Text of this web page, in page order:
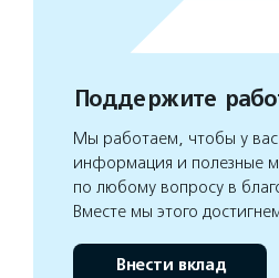
Поддержите
Мы работаем, чтобы у вас
информация и полезные
по любому вопросу в
Вместе мы этого
Внести вклад